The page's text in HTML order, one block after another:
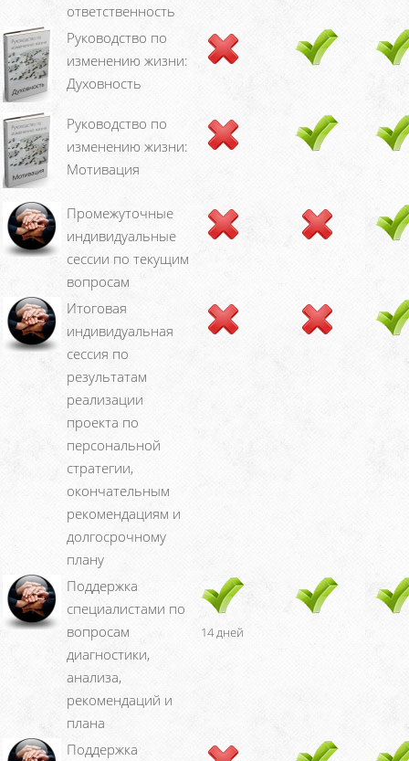
ответственность
Руководство по
изменению жизни:
Духовность
Руководство по
изменению жизни:
Мотивация
Промежуточные
индивидуальные
сессии по текущим
вопросам
Итоговая
индивидуальная
сессия по
результатам
реализации
проекта по
персональной
стратегии,
окончательным
рекомендациям и
долгосрочному
плану
Поддержка
специалистами по
вопросам
диагностики,
анализа,
рекомендаций и
плана
14 дней
Поддержка